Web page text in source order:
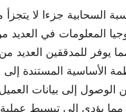
السحابية جزءا لا يتجزأ
المعلومات في العديد
يوفر للمدققين العديد من
الأساسية المستندة إلى
الوصول إلى بيانات
يؤدي إلى تبسيط عملية